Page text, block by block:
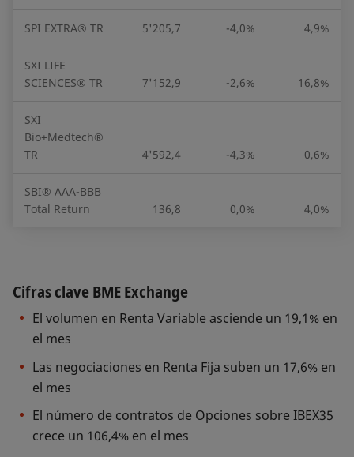
SPI EXTRA® TR 5'205,7 -4,0% 4,9%
SXI LIFE
SCIENCES® TR
7'152,9 -2,6% 16,8%
SXI
Bio+Medtech®
TR
4'592,4 -4,3% 0,6%
SBI® AAA-BBB
Total Return
136,8 0,0% 4,0%
Cifras clave BME Exchange
El volumen en Renta Variable asciende un 19,1% en
el mes
Las negociaciones en Renta Fija suben un 17,6% en
el mes
El número de contratos de Opciones sobre IBEX35
crece un 106,4% en el mes